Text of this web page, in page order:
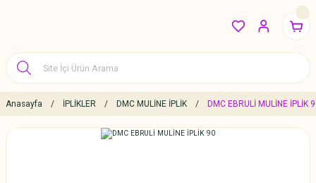
Anasayfa İPLİKLER DMC MULİNE İPLİK DMC EBRULİ MULİNE İPLİK